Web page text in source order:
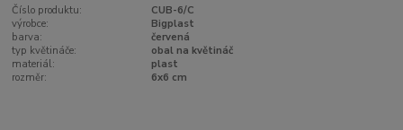
Číslo produktu:
CUB-6/C
výrobce:
Bigplast
barva:
červená
typ květináče:
obal na květináč
materiál:
plast
rozměr:
6x6 cm